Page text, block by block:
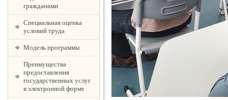
гражданами
Специальная оценка
условий труда
Модель программы
Преимущества
предоставления
государственных услуг
в электронной форме